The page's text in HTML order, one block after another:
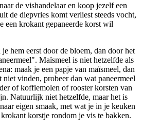
de vishandelaar en koop jezelf een
de diepvries komt verliest steeds vocht,
een krokant gepaneerde korst wil
hem eerst door de bloem, dan door het
Maïsmeel is niet hetzelfde als
maak je een papje van maïsmeel, dan
vinden, probeer dan wat paneermeel
of koffiemolen of rooster korsten van
Natuurlijk niet hetzelfde, maar het is
eigen smaak, met wat je in je keuken
korstje rondom je vis te bakken.